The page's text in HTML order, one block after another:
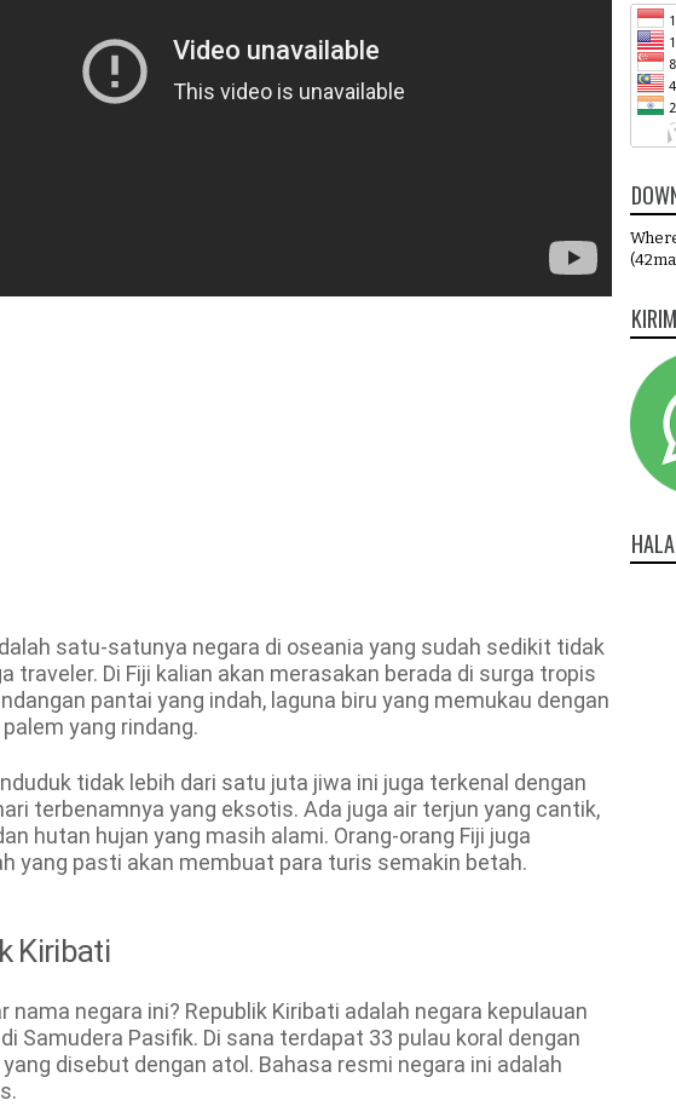
satu-satunya negara di oseania yang sudah sedikit tidak
traveler. Di Fiji kalian akan merasakan berada di surga tropis
pantai yang indah, laguna biru yang memukau dengan
yang rindang.
tidak lebih dari satu juta jiwa ini juga terkenal dengan
terbenamnya yang eksotis. Ada juga air terjun yang cantik,
hutan hujan yang masih alami. Orang-orang Fiji juga
yang pasti akan membuat para turis semakin betah.
Kiribati
nama negara ini? Republik Kiribati adalah negara kepulauan
Samudera Pasifik. Di sana terdapat 33 pulau koral dengan
disebut dengan atol. Bahasa resmi negara ini adalah